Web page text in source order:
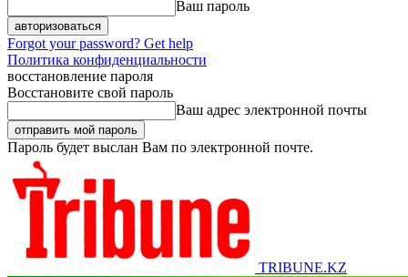
Ваш пароль
Forgot your password? Get help
Политика конфиденциальности
восстановление пароля
Восстановите свой пароль
Ваш адрес электронной почты
Пароль будет выслан Вам по электронной почте.
TRIBUNE.KZ